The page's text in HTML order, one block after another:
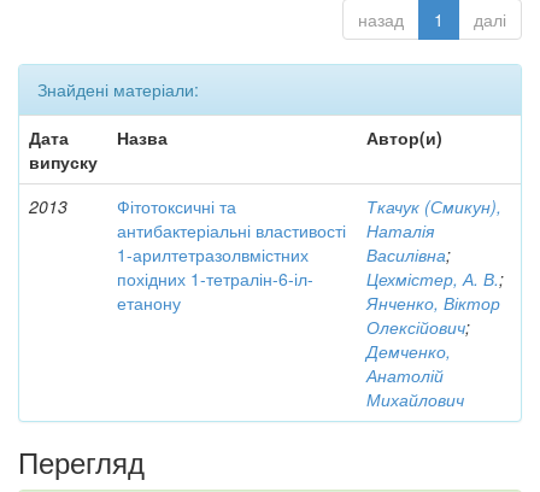
назад 1 далі
Знайдені матеріали:
Дата
випуску
Назва Автор(и)
2013
Фітотоксичні та
антибактеріальні властивості
1-арилтетразолвмістних
похідних 1-тетралін-6-іл-
етанону
Ткачук (Смикун),
Наталія
Василівна;
Цехмістер, А. В.;
Янченко, Віктор
Олексійович;
Демченко,
Анатолій
Михайлович
Перегляд